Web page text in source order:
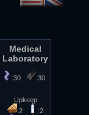
Medical
Laboratory
:30 :30
Upkeep
:2
:2